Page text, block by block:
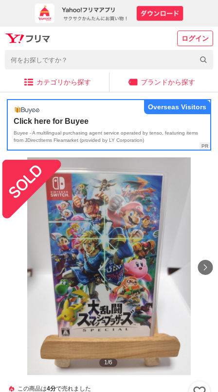
ログイン
カテゴリから探す ブランドから探す
Click here for Buyee
Buyee - A multilingual purchasing agent service operated by tenso, featuring items
from JDirectItems Fleamarket (provided by LY Corporation)
Overseas Visitors
1/6
この商品は4分で売れました